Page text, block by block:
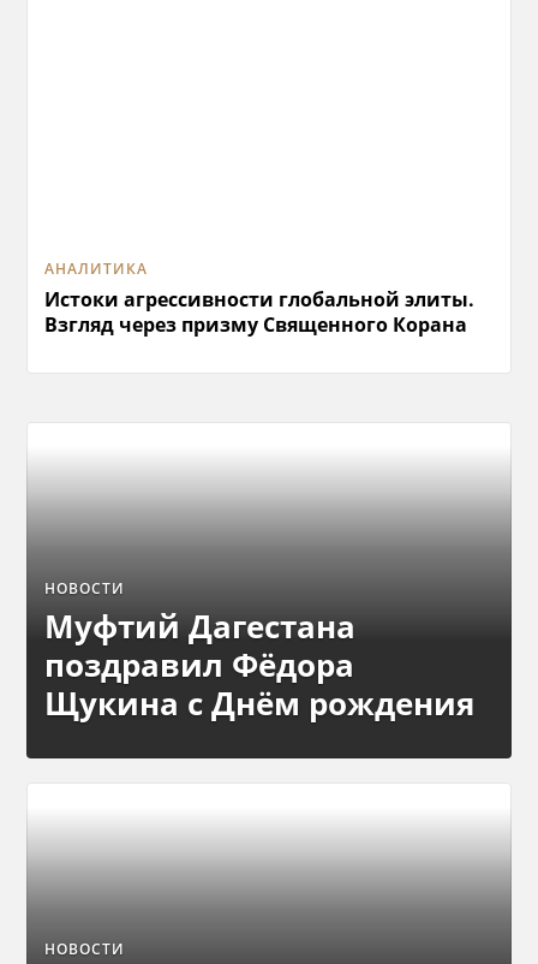
АНАЛИТИКА
Истоки агрессивности глобальной элиты.
Взгляд через призму Священного Корана
НОВОСТИ
Муфтий Дагестана
поздравил Фёдора
Щукина с Днём рождения
НОВОСТИ